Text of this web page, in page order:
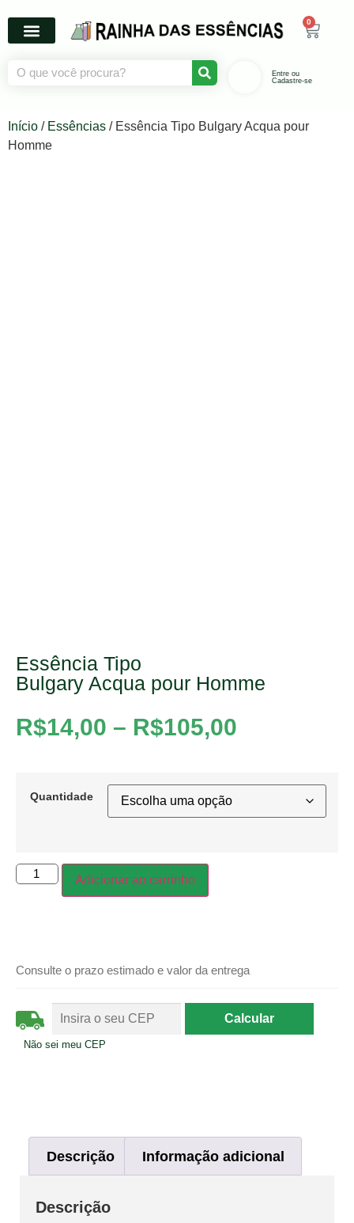
0
Entre ou
Cadastre-se
Início / Essências / Essência Tipo Bulgary Acqua pour
Homme
Essência Tipo
Bulgary Acqua pour Homme
R$14,00 – R$105,00
Quantidade
Adicionar ao carrinho
Consulte o prazo estimado e valor da entrega
Não sei meu CEP
Descrição Informação adicional
Descrição